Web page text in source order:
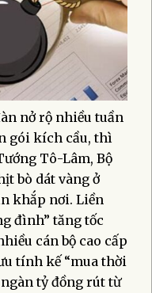
nở rộ nhiều tuần
gói kích cầu, thì
Tô-Lâm, Bộ
bò dát vàng ở
khắp nơi. Liền
đình” tăng tốc
cán bộ cao cấp
tính kế “mua thời
tỷ đồng rút từ